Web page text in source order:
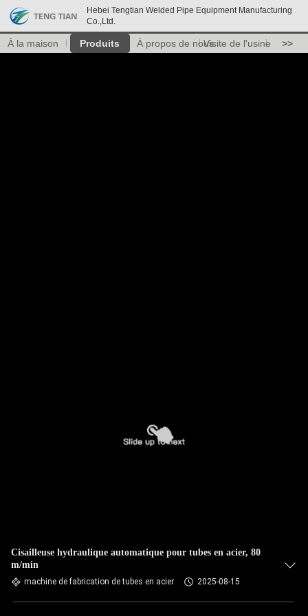
Hebei Tengtian Welded Pipe Equipment Manufacturing
Co.,Ltd.
À la maison Produits À propos de nousVisite de l'usine >>
Cisailleuse hydraulique automatique pour tubes en acier, 80
m/min
machine de fabrication de tubes en acier 2025-08-15